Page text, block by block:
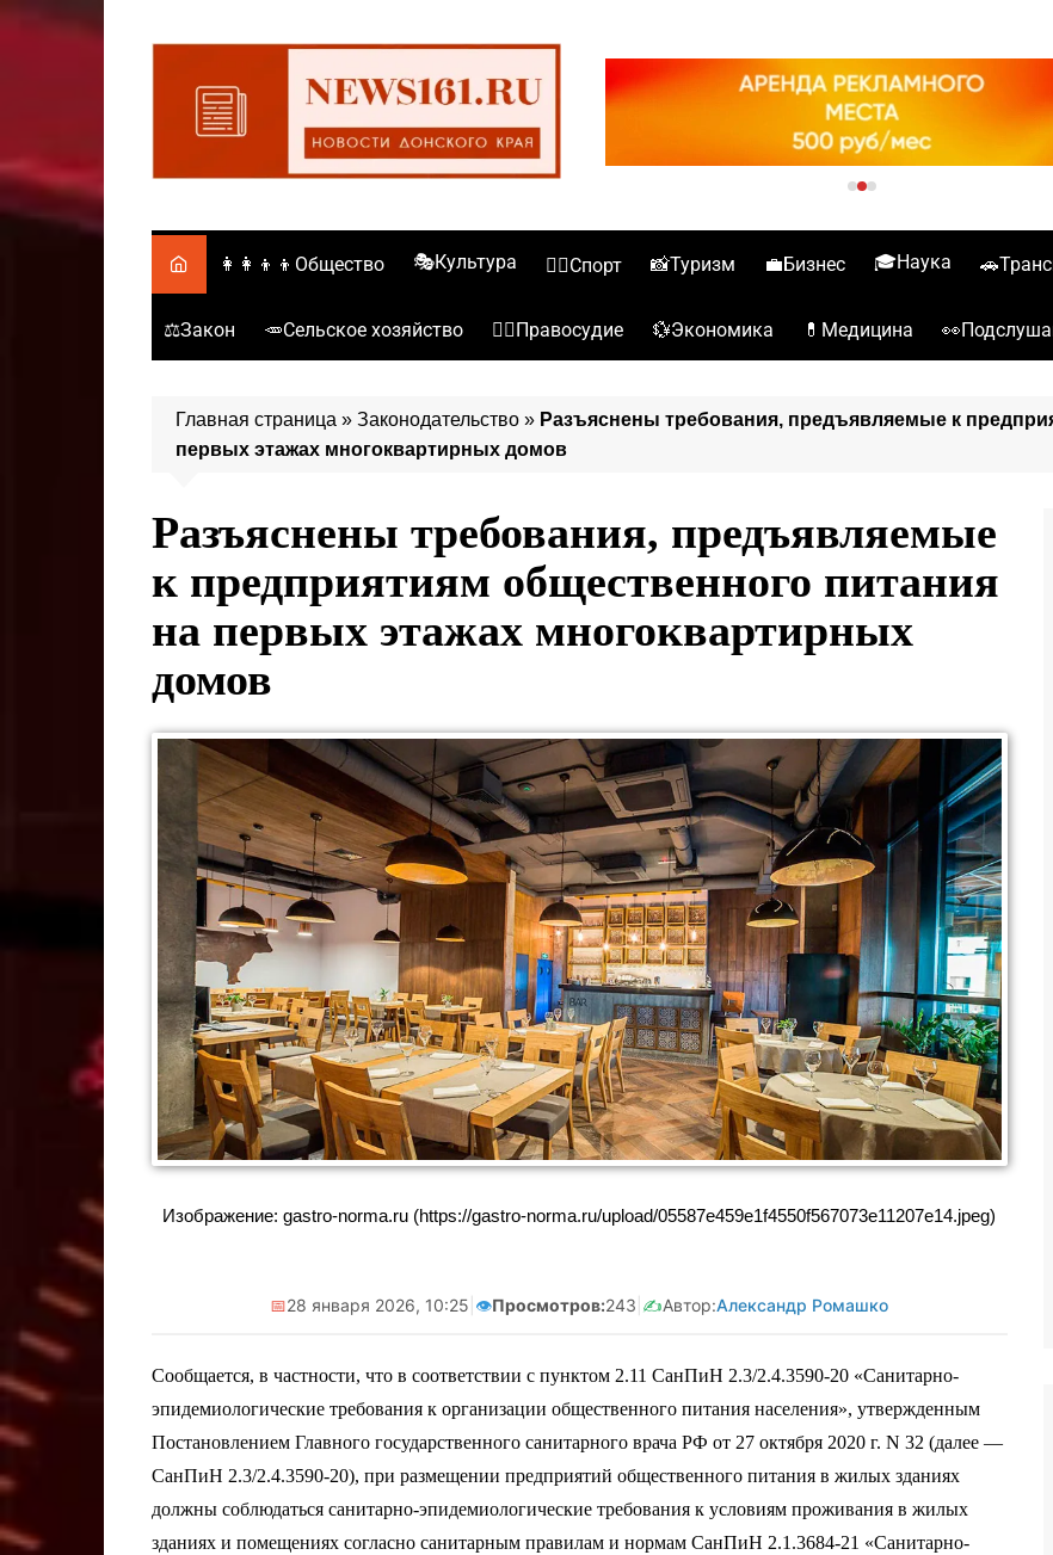
Перейти
👩‍👩‍👦‍👦Общество 🎭Культура 🏋️‍♀️Спорт 📸Туризм 💼Бизнес 🎓Наука
⚖️Закон 🥕Сельское хозяйство 👮‍♂️Правосудие 💱Экономика 💊Медицина
Главная страница » Законодательство » Разъяснены требования, предъявляемые к
первых этажах многоквартирных домов
Разъяснены требования, предъявляемые
к предприятиям общественного питания
на первых этажах многоквартирных
домов
Изображение: gastro-norma.ru (https://gastro-norma.ru/upload/05587e459e1f4550f567073e11207e14.jpeg)
📅28 января 2026, 10:25 👁️Просмотров:243 ✍️Автор:Александр Ромашко
Сообщается, в частности, что в соответствии с пунктом 2.11 СанПиН 2.3/2.4.3590-20 «Санитарно-
эпидемиологические требования к организации общественного питания населения», утвержденным
Постановлением Главного государственного санитарного врача РФ от 27 октября 2020 г. N 32 (далее —
СанПиН 2.3/2.4.3590-20), при размещении предприятий общественного питания в жилых зданиях
должны соблюдаться санитарно-эпидемиологические требования к условиям проживания в жилых
зданиях и помещениях согласно санитарным правилам и нормам СанПиН 2.1.3684-21 «Санитарно-
Реклама. Самозанятая Салмашова
erid:2Vtzqv8Q5qk
Реклама. Самозанятая Салмашова
erid:2Vtzqv8Q5qk
Реклама. Самозанятая Салмашова
erid:2Vtzqv8Q5qk